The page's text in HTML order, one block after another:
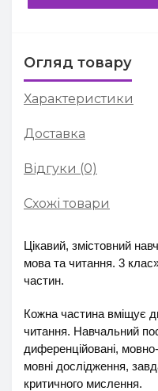
Огляд товару
Характеристики
Доставка
Відгуки (0)
Схожі товари
Цікавий, змістовний
мова та читання. 3
частин.
Кожна частина вміщує
читання. Навчальний
диференційовані, мовно-
мовні дослідження,
критичного мислення.